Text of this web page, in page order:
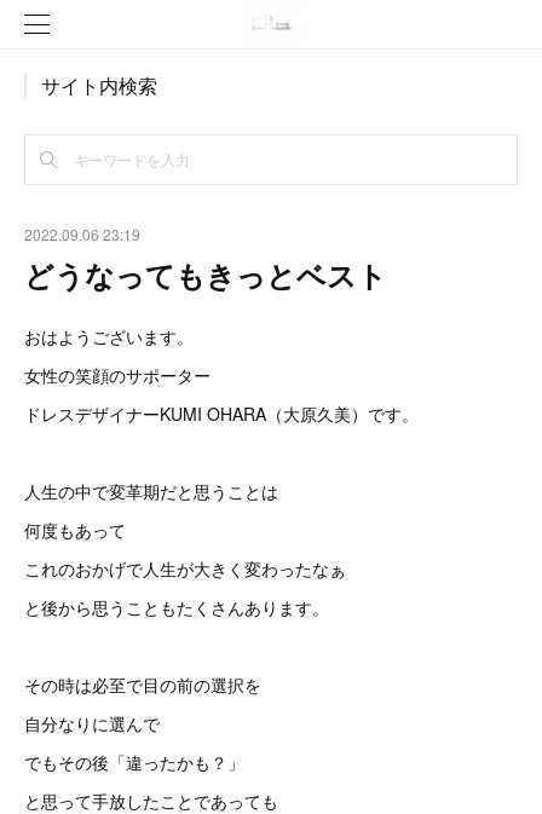
サイト内検索
2022.09.06 23:19
どうなってもきっとベスト
おはようございます。
女性の笑顔のサポーター
ドレスデザイナーKUMI OHARA（大原久美）です。
人生の中で変革期だと思うことは
何度もあって
これのおかげで人生が大きく変わったなぁ
と後から思うこともたくさんあります。
その時は必至で目の前の選択を
自分なりに選んで
でもその後「違ったかも？」
と思って手放したことであっても